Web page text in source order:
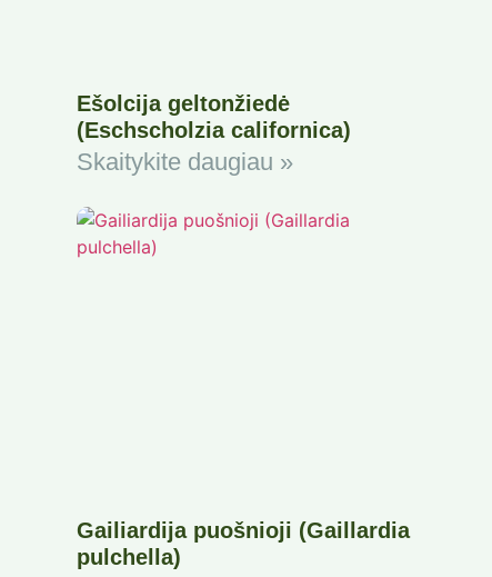
Ešolcija geltonžiedė
(Eschscholzia californica)
Skaitykite daugiau »
Gailiardija puošnioji (Gaillardia
pulchella)